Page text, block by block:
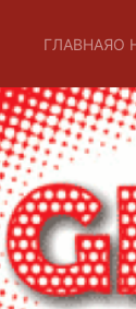
ГЛАВНАЯО